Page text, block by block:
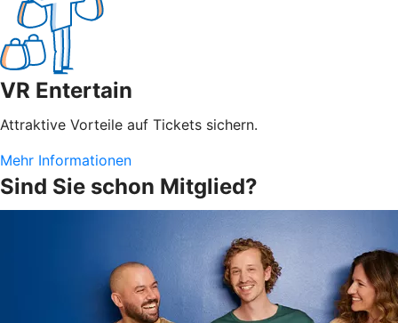
VR Entertain
Attraktive Vorteile auf Tickets sichern.
Mehr Informationen
Sind Sie schon Mitglied?